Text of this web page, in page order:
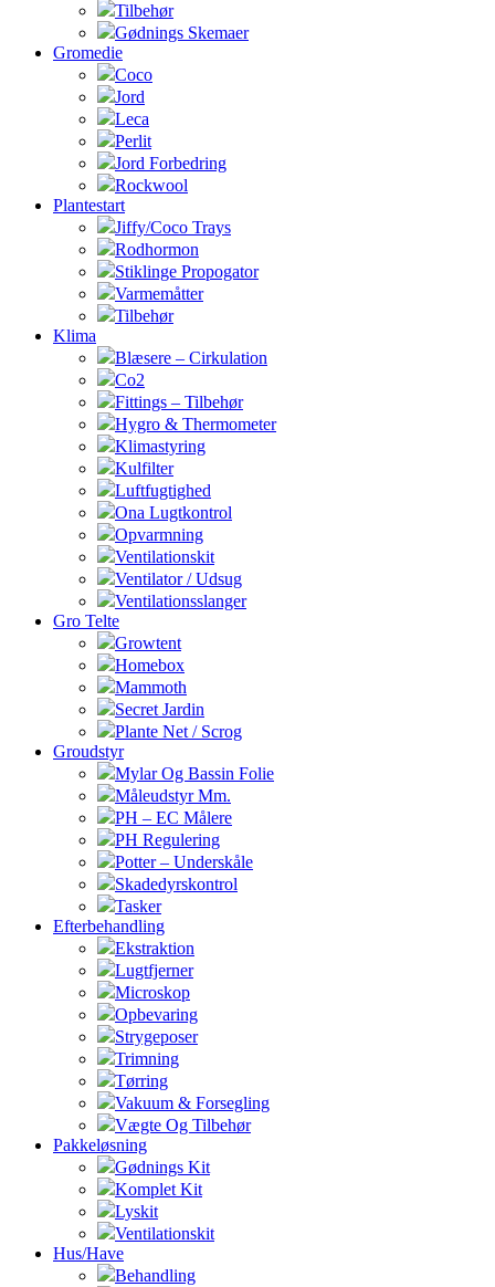
Tilbehør
Gødnings Skemaer
Gromedie
Coco
Jord
Leca
Perlit
Jord Forbedring
Rockwool
Plantestart
Jiffy/Coco Trays
Rodhormon
Stiklinge Propogator
Varmemåtter
Tilbehør
Klima
Blæsere – Cirkulation
Co2
Fittings – Tilbehør
Hygro & Thermometer
Klimastyring
Kulfilter
Luftfugtighed
Ona Lugtkontrol
Opvarmning
Ventilationskit
Ventilator / Udsug
Ventilationsslanger
Gro Telte
Growtent
Homebox
Mammoth
Secret Jardin
Plante Net / Scrog
Groudstyr
Mylar Og Bassin Folie
Måleudstyr Mm.
PH – EC Målere
PH Regulering
Potter – Underskåle
Skadedyrskontrol
Tasker
Efterbehandling
Ekstraktion
Lugtfjerner
Microskop
Opbevaring
Strygeposer
Trimning
Tørring
Vakuum & Forsegling
Vægte Og Tilbehør
Pakkeløsning
Gødnings Kit
Komplet Kit
Lyskit
Ventilationskit
Hus/Have
Behandling